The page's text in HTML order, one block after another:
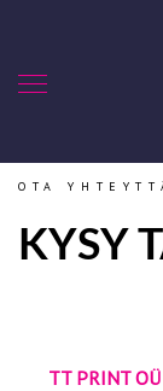
OTA
KYSY
TT PRINT OÜ